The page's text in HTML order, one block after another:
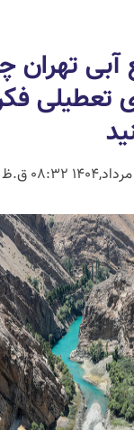
آبی تهران
تعطیلی